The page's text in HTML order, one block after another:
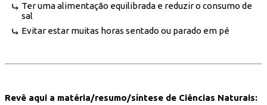
Ter uma alimentação equilibrada e reduzir o consumo de
sal
Evitar estar muitas horas sentado ou parado em pé
Revê aqui a matéria/resumo/síntese de Ciências Naturais: